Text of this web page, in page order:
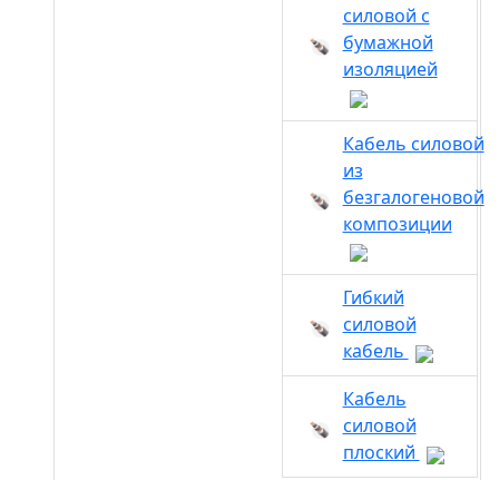
силовой с
бумажной
изоляцией
Кабель силовой
из
безгалогеновой
композиции
Гибкий
силовой
кабель
Кабель
силовой
плоский